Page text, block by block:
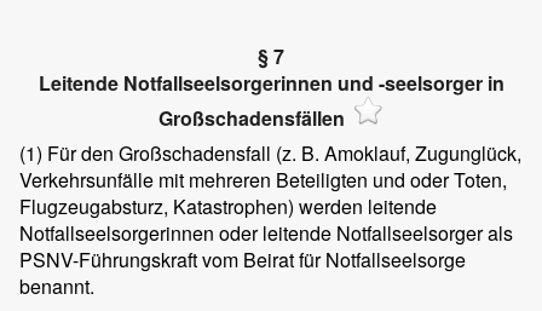
§ 7
Leitende Notfallseelsorgerinnen und -seelsorger in
Großschadensfällen
(1) Für den Großschadensfall (z. B. Amoklauf, Zugunglück,
Verkehrsunfälle mit mehreren Beteiligten und oder Toten,
Flugzeugabsturz, Katastrophen) werden leitende
Notfallseelsorgerinnen oder leitende Notfallseelsorger als
PSNV-Führungskraft vom Beirat für Notfallseelsorge
benannt.